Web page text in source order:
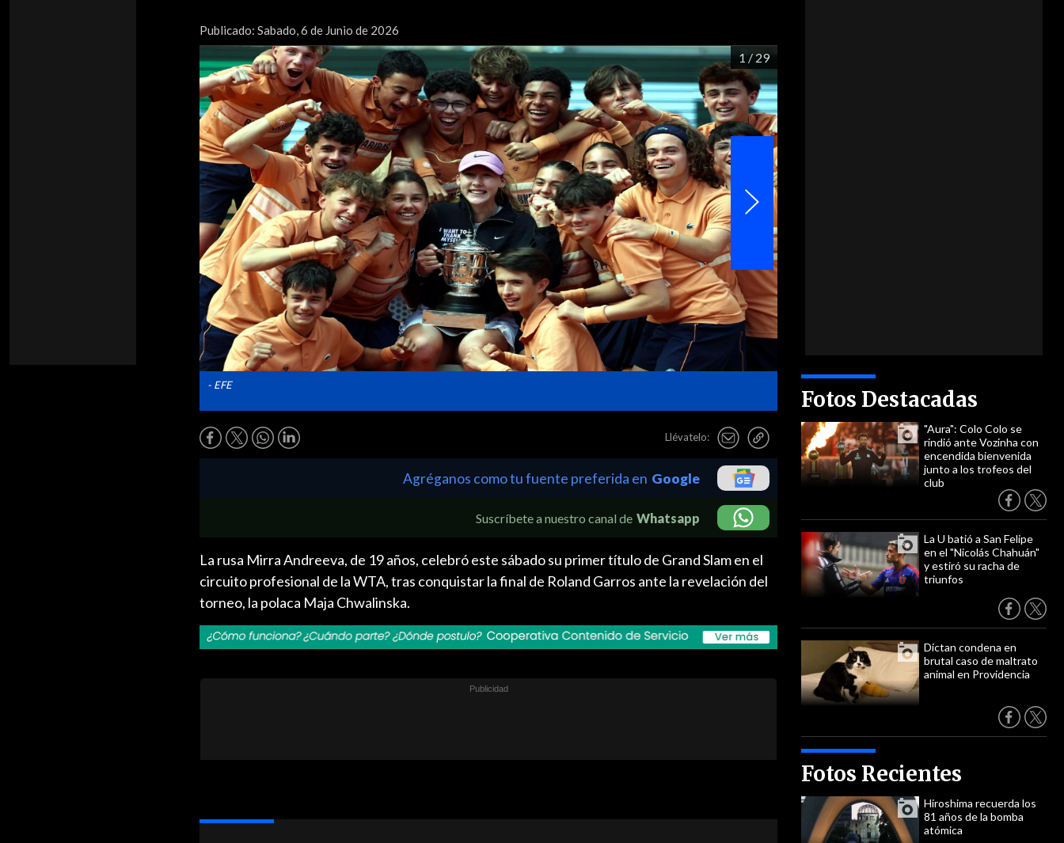
Publicado: Sabado, 6 de Junio de 2026
1/ 29
- EFE
Llévatelo:
Fotos Destacadas
"Aura": Colo Colo se
rindió ante Vozinha con
encendida bienvenida
junto a los trofeos del
club
La U batió a San Felipe
en el "Nicolás Chahuán"
y estiró su racha de
triunfos
Dictan condena en
brutal caso de maltrato
animal en Providencia
Fotos Recientes
Hiroshima recuerda los
81 años de la bomba
atómica
Agréganos como tu fuente preferida en Google
Suscríbete a nuestro canal de Whatsapp
La rusa Mirra Andreeva, de 19 años, celebró este sábado su primer título de Grand Slam en el
circuito profesional de la WTA, tras conquistar la final de Roland Garros ante la revelación del
torneo, la polaca Maja Chwalinska.